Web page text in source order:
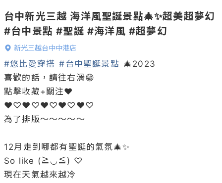
台中新光三越 海洋風聖誕景點🎄✨超美超夢幻
#台中景點 #聖誕 #海洋風 #超夢幻
新光三越台中中港店
#悠比愛穿搭 #台中聖誕景點 🎄2023
喜歡的話，請往右滑😁
點擊收藏+關注❤️
❤︎︎♡︎❤︎︎♡︎❤︎︎♡︎❤︎︎♡︎❤︎︎♡︎
為了排版～～～～～
12月走到哪都有聖誕的氣氛🎄✨
So like (≧◡≦) ♡
現在天氣越來越冷